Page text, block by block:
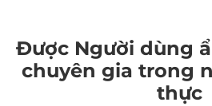
Được Người dùng
chuyên gia trong
thực